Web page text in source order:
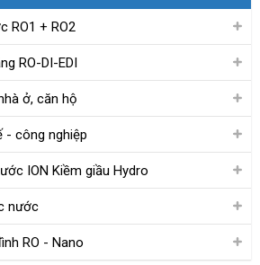
RO1 + RO2
RO-DI-EDI
ở, căn hộ
- công nghiệp
ION Kiềm giầu Hydro
nước
RO - Nano